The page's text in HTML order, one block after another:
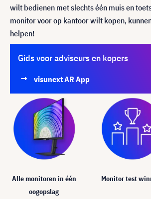
wilt bedienen met slechts één muis en
monitor voor op kantoor wilt kopen,
helpen!
Gids voor adviseurs en kopers
visunext AR App
Alle monitoren in één
oogopslag
Monitor test